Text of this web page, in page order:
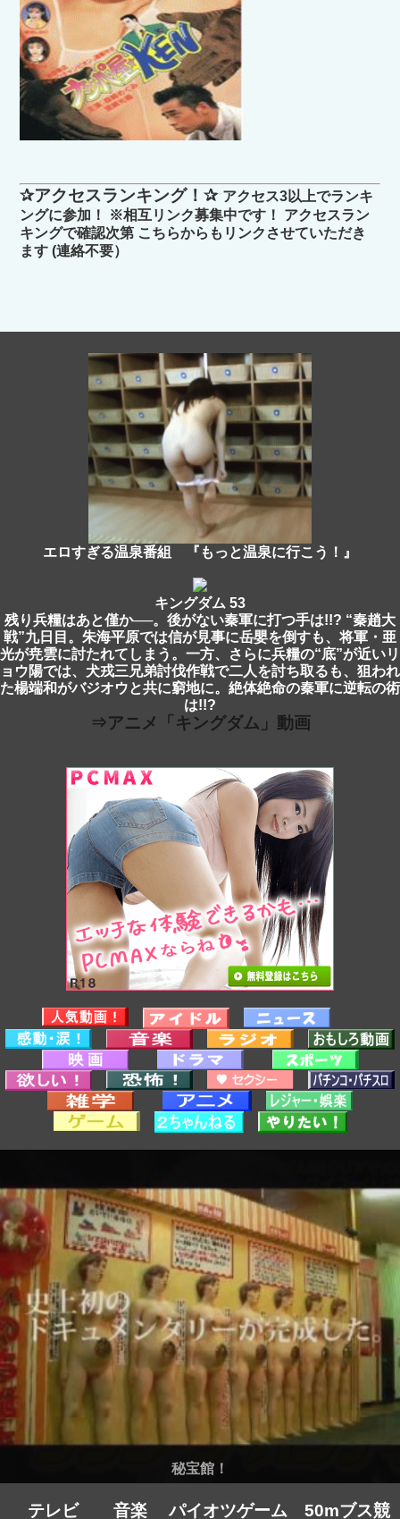
✰アクセスランキング！✰ アクセス3以上でランキ
ングに参加！ ※相互リンク募集中です！ アクセスラン
キングで確認次第 こちらからもリンクさせていただき
ます (連絡不要）
エロすぎる温泉番組 『もっと温泉に行こう！』
キングダム 53
残り兵糧はあと僅か──。後がない秦軍に打つ手は!!? “秦趙大
戦”九日目。朱海平原では信が見事に岳嬰を倒すも、将軍・亜
光が尭雲に討たれてしまう。一方、さらに兵糧の“底”が近いリ
ョウ陽では、犬戎三兄弟討伐作戦で二人を討ち取るも、狙われ
た楊端和がバジオウと共に窮地に。絶体絶命の秦軍に逆転の術
は!!?
⇒アニメ「キングダム」動画
秘宝館！
テレビ 音楽 パイオツゲーム 50mブス競